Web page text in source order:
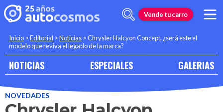
Vende tu carro
Inicio >Editorial >Noticias >Chrysler Halcyon Concept, ¿será este el
modelo que reviva el legado de la marca?
NOTICIAS ESPECIALES GALERIAS
NOVEDADES